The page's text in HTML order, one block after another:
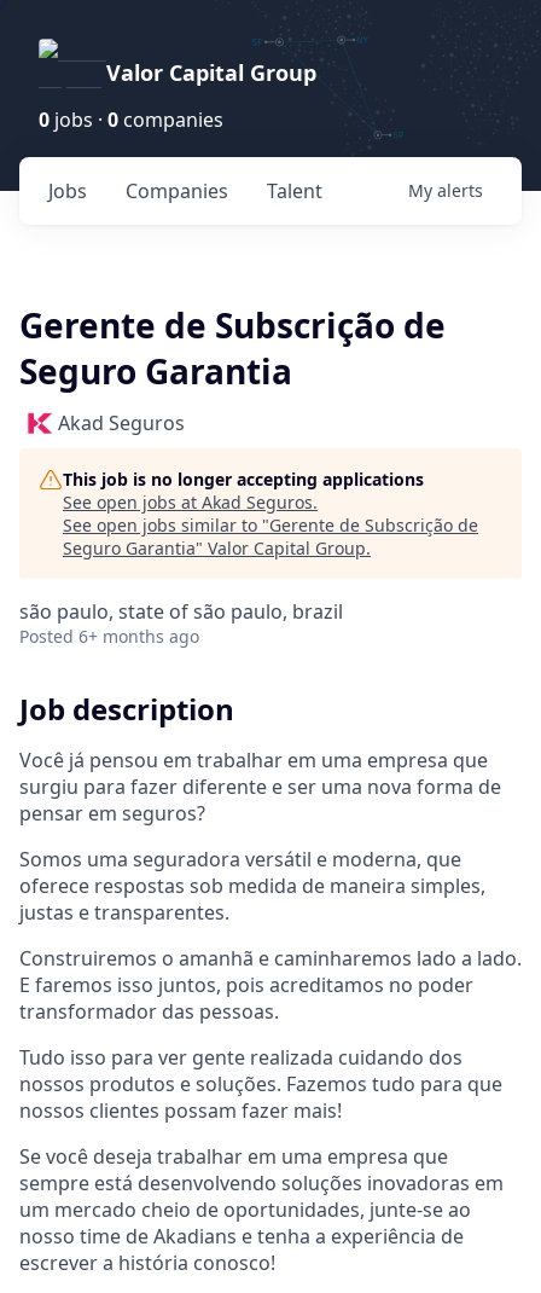
Valor Capital Group
0 jobs · 0 companies
Jobs Companies Talent My alerts
Gerente de Subscrição de
Seguro Garantia
Akad Seguros
This job is no longer accepting applications
See open jobs at Akad Seguros.
See open jobs similar to "Gerente de Subscrição de
Seguro Garantia" Valor Capital Group.
são paulo, state of são paulo, brazil
Posted 6+ months ago
Job description
Você já pensou em trabalhar em uma empresa que
surgiu para fazer diferente e ser uma nova forma de
pensar em seguros?
Somos uma seguradora versátil e moderna, que
oferece respostas sob medida de maneira simples,
justas e transparentes.
Construiremos o amanhã e caminharemos lado a lado.
E faremos isso juntos, pois acreditamos no poder
transformador das pessoas.
Tudo isso para ver gente realizada cuidando dos
nossos produtos e soluções. Fazemos tudo para que
nossos clientes possam fazer mais!
Se você deseja trabalhar em uma empresa que
sempre está desenvolvendo soluções inovadoras em
um mercado cheio de oportunidades, junte-se ao
nosso time de Akadians e tenha a experiência de
escrever a história conosco!